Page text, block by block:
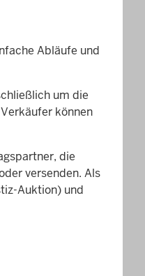
Abläufe und
um die
können
die
versenden. Als
Auktion) und